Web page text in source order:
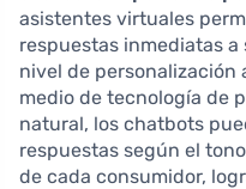
asistentes virtuales
respuestas inmediatas
nivel de personalización
medio de tecnología de
natural, los chatbots
respuestas según el
de cada consumidor,